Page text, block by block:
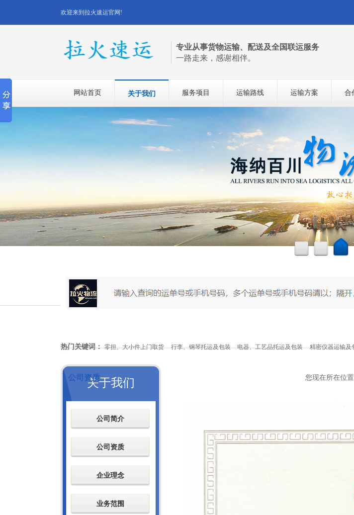
欢迎来到拉火速运官网!
专业从事货物运输、配送及全国联运服务
一路走来，感谢相伴。
网站首页 关于我们 服务项目 运输路线 运输方案 合
热门关键词： 零担、大小件上门取货 行李、钢琴托运及包装 电器、工艺品托运及包装 精密仪器运输及
您现在所在位置
公司资质关于我们
公司简介
公司资质
企业理念
业务范围